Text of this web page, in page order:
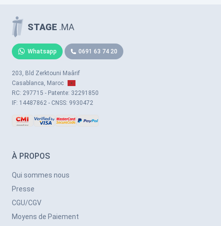
À PROPOS
Qui sommes nous
Presse
CGU/CGV
Moyens de Paiement
STAGE .MA
Whatsapp 0691 63 74 20
203, Bld Zerktouni Maârif
Casablanca, Maroc
RC: 297715 - Patente: 32291850
IF: 14487862 - CNSS: 9930472